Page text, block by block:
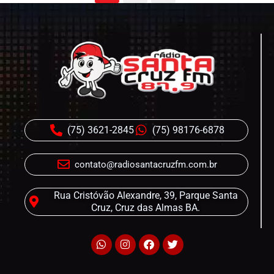
(75) 3621-2845 (75) 98176-6878
contato@radiosantacruzfm.com.br
Rua Cristóvão Alexandre, 39, Parque Santa
Cruz, Cruz das Almas BA.